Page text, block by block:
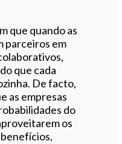
que quando as
parceiros em
que cada
De facto,
as empresas
do
os